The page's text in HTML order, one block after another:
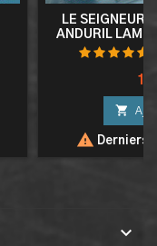
LE SEIGNEUR
ANDURIL LAME

 Derniers
